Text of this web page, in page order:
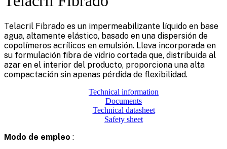
Telacril Fibrado es un impermeabilizante líquido en base
agua, altamente elástico, basado en una dispersión de
copolímeros acrílicos en emulsión. Lleva incorporada en
su formulación fibra de vidrio cortada que, distribuida al
azar en el interior del producto, proporciona una alta
compactación sin apenas pérdida de flexibilidad.
Technical information
Documents
Technical datasheet
Safety sheet
Modo de empleo :